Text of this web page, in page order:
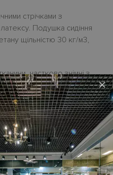
×
стрічками з
Подушка сидіння
щільністю 30 кг/м3,
частково знiмнiз
кольорі.
– упочатковій категорії
Термін постачання з